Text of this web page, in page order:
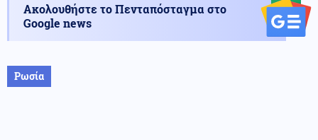
Ακολουθήστε το Πενταπόσταγμα στο
Google news
Ρωσία